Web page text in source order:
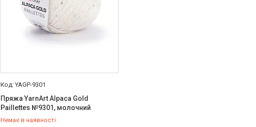
YAGP-9301
Пряжа YarnArt Alpaca Gold
Paillettes №9301, молочний
Немає в наявності